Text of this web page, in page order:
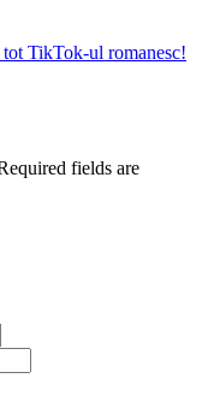
TikTok-ul romanesc!
fields are